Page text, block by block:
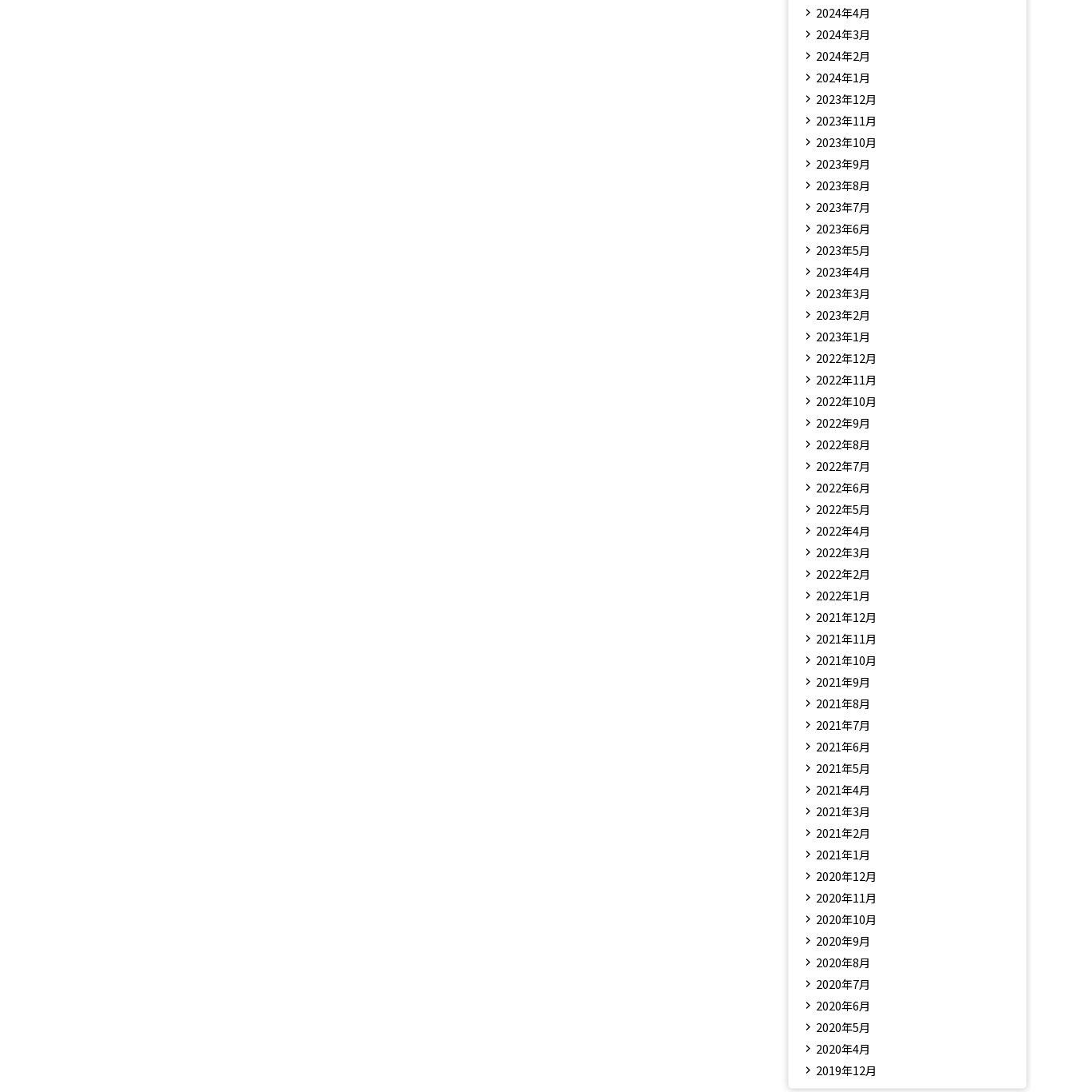
2024年4月
2024年3月
2024年2月
2024年1月
2023年12月
2023年11月
2023年10月
2023年9月
2023年8月
2023年7月
2023年6月
2023年5月
2023年4月
2023年3月
2023年2月
2023年1月
2022年12月
2022年11月
2022年10月
2022年9月
2022年8月
2022年7月
2022年6月
2022年5月
2022年4月
2022年3月
2022年2月
2022年1月
2021年12月
2021年11月
2021年10月
2021年9月
2021年8月
2021年7月
2021年6月
2021年5月
2021年4月
2021年3月
2021年2月
2021年1月
2020年12月
2020年11月
2020年10月
2020年9月
2020年8月
2020年7月
2020年6月
2020年5月
2020年4月
2019年12月